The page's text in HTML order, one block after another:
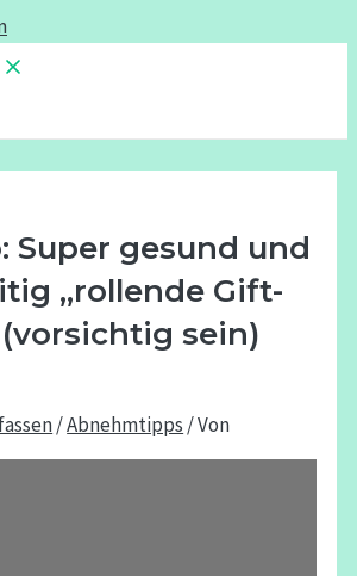
Super gesund und
„rollende Gift-
sein)
/Abnehmtipps / Von